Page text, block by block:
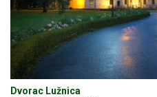
Dvorac Lužnica